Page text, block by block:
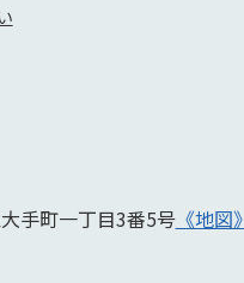
手町一丁目3番5号《地図》